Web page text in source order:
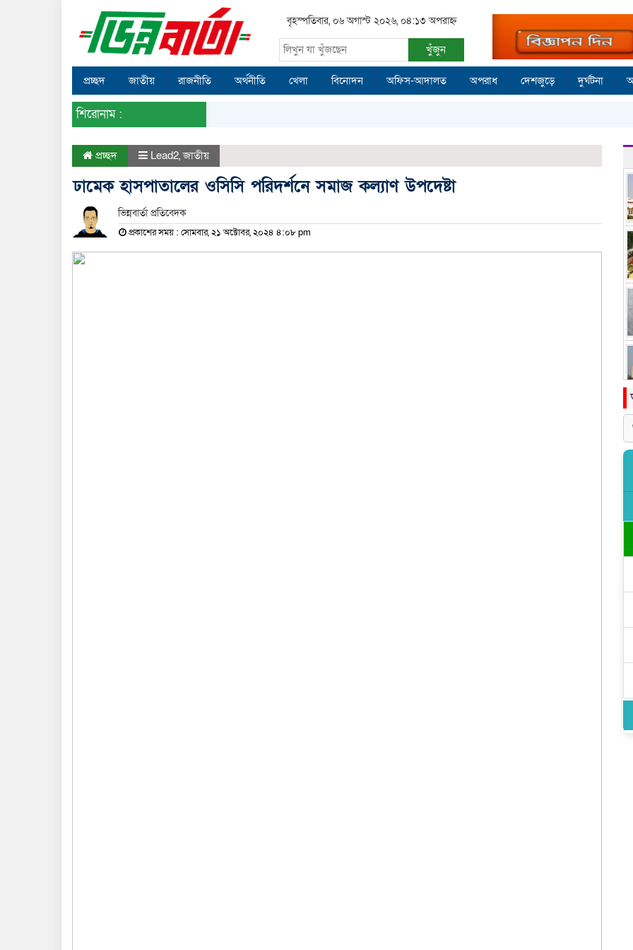
বৃহস্পতিবার, ০৬ অগাস্ট ২০২৬, ০৪:১৩ অপরাহ্ন
খুঁজুন
প্রচ্ছদ জাতীয় রাজনীতি অর্থনীতি খেলা বিনোদন অফিস-আদালত অপরাধ দেশজুড়ে দুর্ঘটনা
শিরোনাম :
প্রচ্ছদ Lead2,জাতীয়
ঢামেক হাসপাতালের ওসিসি পরিদর্শনে সমাজ কল্যাণ উপদেষ্টা
ভিন্নবার্তা প্রতিবেদক
প্রকাশের সময় : সোমবার, ২১ অক্টোবর, ২০২৪ ৪:০৮ pm